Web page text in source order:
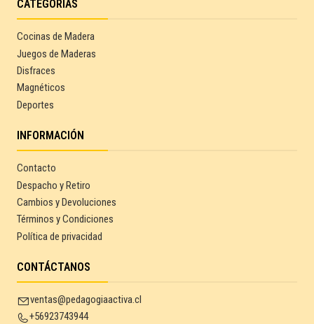
CATEGORÍAS
Cocinas de Madera
Juegos de Maderas
Disfraces
Magnéticos
Deportes
INFORMACIÓN
Contacto
Despacho y Retiro
Cambios y Devoluciones
Términos y Condiciones
Política de privacidad
CONTÁCTANOS
ventas@pedagogiaactiva.cl
+56923743944